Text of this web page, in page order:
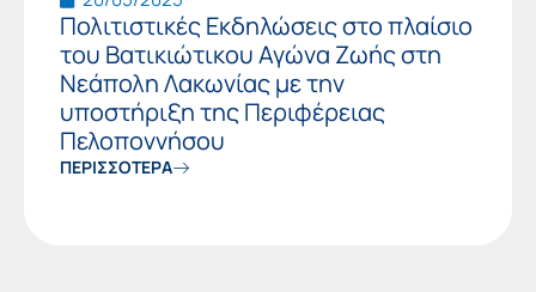
Πολιτιστικές Εκδηλώσεις στο πλαίσιο
του Βατικιώτικου Αγώνα Ζωής στη
Νεάπολη Λακωνίας με την
υποστήριξη της Περιφέρειας
Πελοποννήσου
ΠΕΡΙΣΣΟΤΕΡΑ